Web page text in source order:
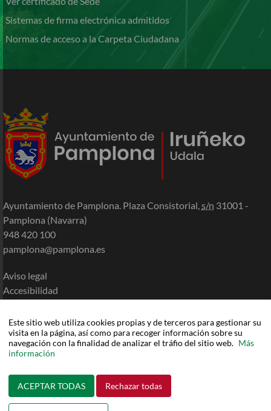
Este sitio web utiliza cookies propias y de terceros para gestionar su
visita en la página, así como para recoger información sobre su
navegación con la finalidad de analizar el tráfio del sitio web. Más
información
ACEPTAR TODAS Rechazar todas
Sistemas de firma electrónica admitidos
Normas de acceso a la Carpeta Ciudadana
Ayuntamiento de Pamplona. Plaza Consistorial,s/n 31001 -
Pamplona (Navarra)
948 420 100
pamplona@pamplona.es
Aviso legal
Accesibilidad
Política de privacidad
Mapa de la Sede
Ayuda